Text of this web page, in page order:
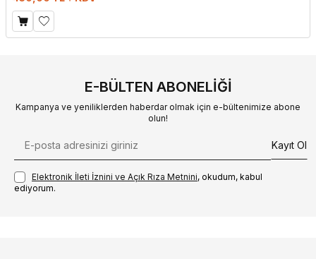
E-BÜLTEN ABONELIĞI
Kampanya ve yeniliklerden haberdar olmak için e-bültenimize abone
olun!
Kayıt Ol
Elektronik İleti İzni‌ni ve Açık Rıza Metni‌ni, okudum, kabul
ediyorum.